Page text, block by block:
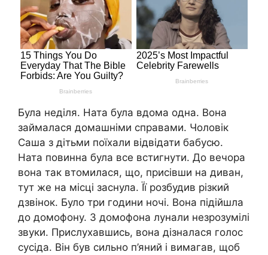
Була неділя. Ната була вдома одна. Вона
займалася домашніми справами. Чоловік
Саша з дітьми поїхали відвідати бабусю.
Ната повинна була все встигнути. До вечора
вона так втомилася, що, присівши на диван,
тут же на місці заснула. Її розбудив різкий
дзвінок. Було три години ночі. Вона підійшла
до домофону. З домофона лунали незрозумілі
звуки. Прислухавшись, вона дізналася голос
сусіда. Він був сильно п’яний і вимагав, щоб